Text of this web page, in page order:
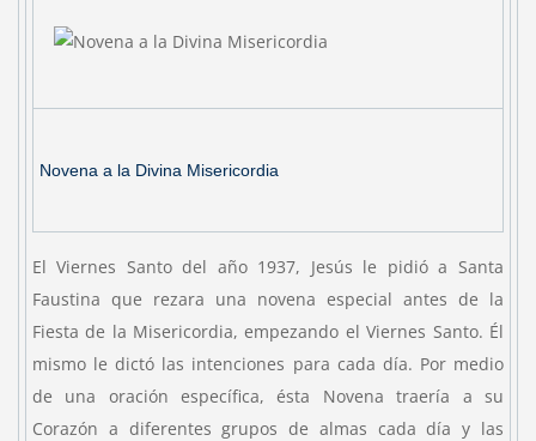
Novena a la Divina Misericordia
El Viernes Santo del año 1937, Jesús le pidió a Santa
Faustina que rezara una novena especial antes de la
Fiesta de la Misericordia, empezando el Viernes Santo. Él
mismo le dictó las intenciones para cada día. Por medio
de una oración específica, ésta Novena traería a su
Corazón a diferentes grupos de almas cada día y las